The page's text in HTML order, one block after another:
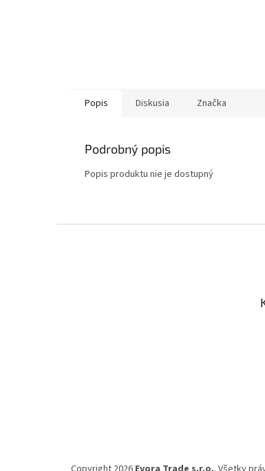
Popis Diskusia Značka
Podrobný popis
Popis produktu nie je dostupný